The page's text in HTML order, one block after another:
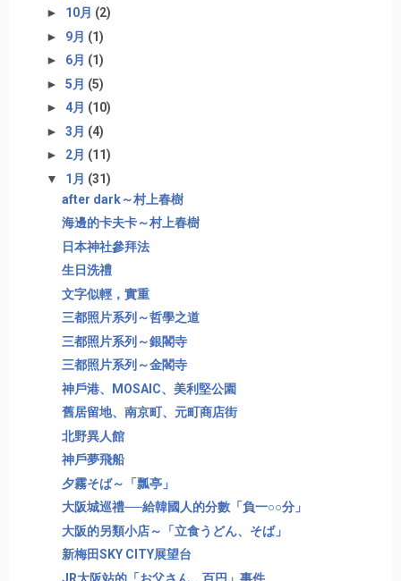
► 10月 (2)
► 9月 (1)
► 6月 (1)
► 5月 (5)
► 4月 (10)
► 3月 (4)
► 2月 (11)
▼ 1月 (31)
after dark～村上春樹
海邊的卡夫卡～村上春樹
日本神社參拜法
生日洗禮
文字似輕，實重
三都照片系列～哲學之道
三都照片系列～銀閣寺
三都照片系列～金閣寺
神戶港、MOSAIC、美利堅公園
舊居留地、南京町、元町商店街
北野異人館
神戶夢飛船
夕霧そば～「瓢亭」
大阪城巡禮──給韓國人的分數「負一○○分」
大阪的另類小店～「立食うどん、そば」
新梅田SKY CITY展望台
JR大阪站的「お父さん、百円」事件